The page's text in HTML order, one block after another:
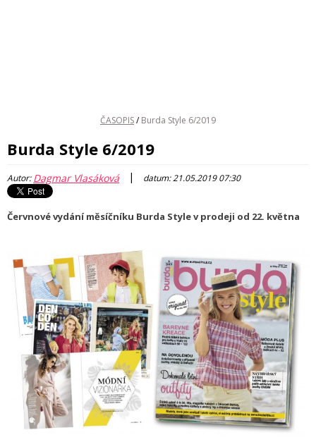
ČASOPIS/ Burda Style 6/2019
Burda Style 6/2019
Autor:Dagmar Vlasáková | datum: 21.05.2019 07:30
Červnové vydání měsíčníku Burda Style v prodeji od 22. května